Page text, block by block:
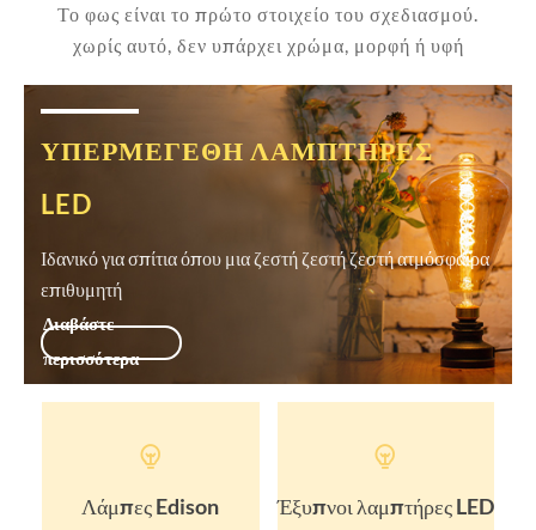
Το φως είναι το πρώτο στοιχείο του σχεδιασμού.
χωρίς αυτό, δεν υπάρχει χρώμα, μορφή ή υφή
ΥΠΕΡΜΕΓΈΘΗ ΛΑΜΠΤΉΡΕΣ
LED
Ιδανικό για σπίτια όπου μια ζεστή ζεστή ζεστή ατμόσφαιρα
επιθυμητή
Διαβάστε
περισσότερα

Λάμπες Edison

Έξυπνοι λαμπτήρες LED